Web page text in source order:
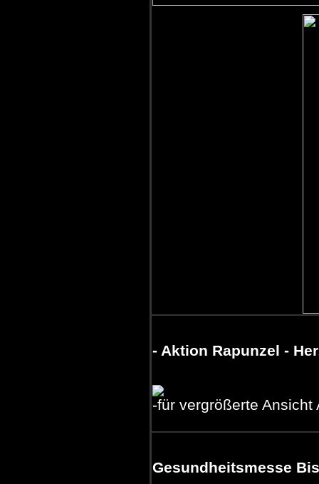
- Aktion Rapunzel -
-für vergrößerte Ansicht
Gesundheitsmesse